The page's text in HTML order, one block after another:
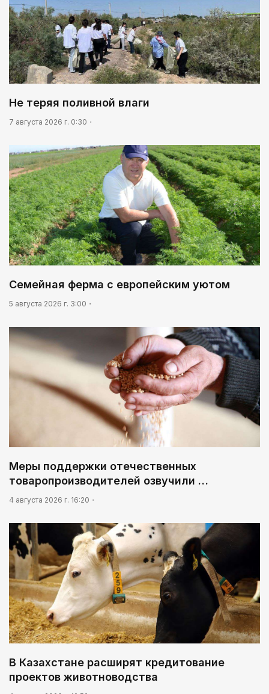
02:00
Аль-Фараби: городская среда и субъектность
человека
01:12
Жизнь за окном
Нужен ли бумажный документ?
02:30
Не хочется уезжать
Не теряя поливной влаги
7 августа 2026 г. 0:30
Семейная ферма с европейским уютом
5 августа 2026 г. 3:00
Меры поддержки отечественных
товаропроизводителей озвучили …
4 августа 2026 г. 16:20
В Казахстане расширят кредитование
проектов животноводства